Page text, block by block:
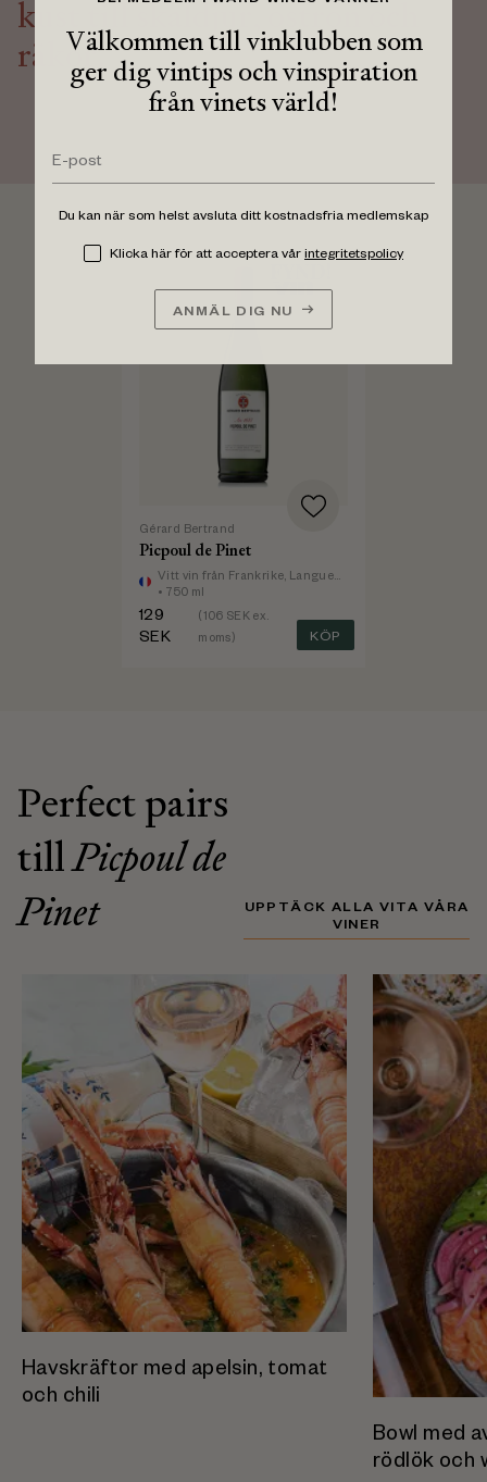
Välkommen till vinklubben som
ger dig vintips och vinspiration
från vinets värld!
Du kan när som helst avsluta ditt kostnadsfria medlemskap
Klicka här för att acceptera vår integritetspolicy
ANMÄL DIG NU
kust till skaldjur, ostron och
räkor.
Gérard Bertrand
Picpoul de Pinet
Vitt vin från Frankrike, Languedoc-Roussillon
• 750 ml
129
SEK
( 106 SEK ex.
moms)
KÖP
Perfect pairs
tillPicpoul de
Pinet
UPPTÄCK ALLA VITA VÅRA
VINER
Havskräftor med apelsin, tomat
och chili
Bowl med
rödlök och